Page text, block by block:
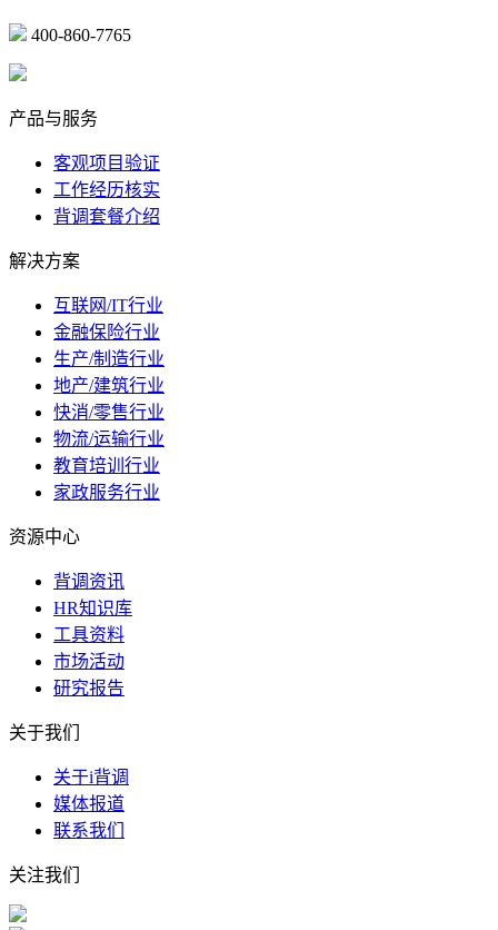
400-860-7765
产品与服务
客观项目验证
工作经历核实
背调套餐介绍
解决方案
互联网/IT行业
金融保险行业
生产/制造行业
地产/建筑行业
快消/零售行业
物流/运输行业
教育培训行业
家政服务行业
资源中心
背调资讯
HR知识库
工具资料
市场活动
研究报告
关于我们
关于i背调
媒体报道
联系我们
关注我们